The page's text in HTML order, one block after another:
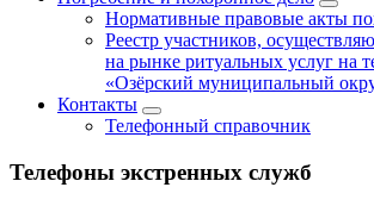
Нормативные правовые акты
Реестр участников,
на рынке ритуальных услуг на
«Озёрский муниципальный
Контакты
Телефонный справочник
Телефоны экстренных служб